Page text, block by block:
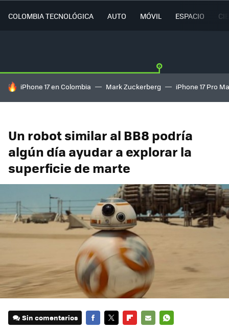
COLOMBIA TECNOLÓGICA AUTO MÓVIL ESPACIO
HOY SE HABLA DE
iPhone 17 en Colombia Mark Zuckerberg iPhone 17 Pro
Un robot similar al BB8 podría
algún día ayudar a explorar la
superficie de marte
Sin comentarios